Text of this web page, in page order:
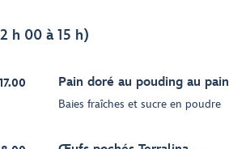
h 00 à 15 h)
Pain doré au pouding au pain
Baies fraîches et sucre en poudre